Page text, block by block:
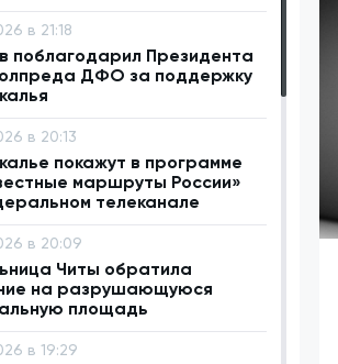
в 21:18
поблагодарил Президента
ДФО за поддержку
в 20:13
покажут в программе
маршруты России»
телеканале
в 20:09
Читы обратила
на разрушающуюся
площадь
в 19:29